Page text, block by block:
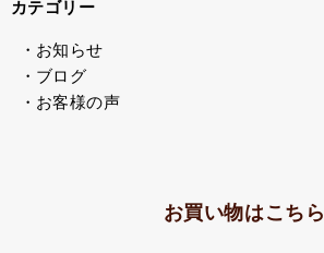
カテゴリー
・お知らせ
・ブログ
・お客様の声
お買い物はこちら